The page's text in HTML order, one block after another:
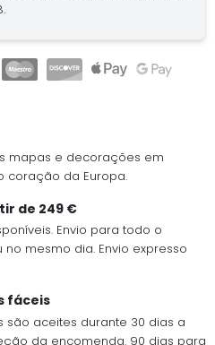
mapas e decorações em
coração da Europa.
de 249 €
Envio para todo o
mesmo dia. Envio expresso
fáceis
são aceites durante 30 dias a
da encomenda. 90 dias para